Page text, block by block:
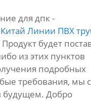
для дпк -
Китай Линии ПВХ
будет
из этих пунктов
подробных
требования, мы с
будущем. Добро